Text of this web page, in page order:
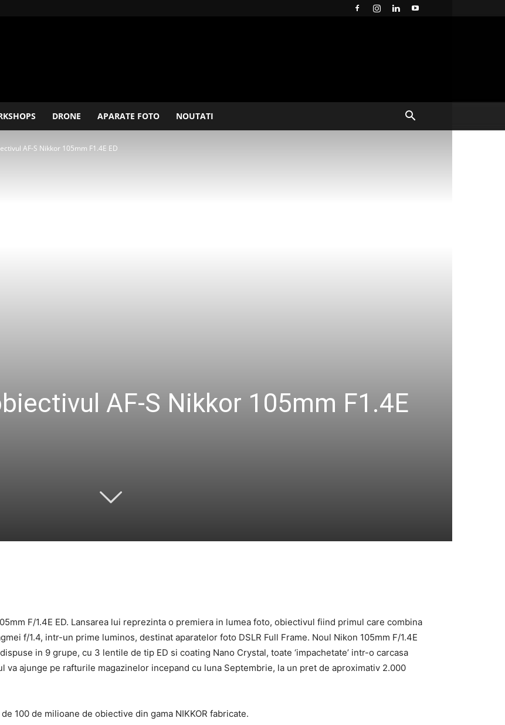
DRONE APARATE FOTO NOUTATI
AF-S Nikkor 105mm F1.4E ED
AF-S Nikkor 105mm F1.4E
F/1.4E ED. Lansarea lui reprezinta o premiera in lumea foto, obiectivul fiind primul care combina
f/1.4, intr-un prime luminos, destinat aparatelor foto DSLR Full Frame. Noul Nikon 105mm F/1.4E
in 9 grupe, cu 3 lentile de tip ED si coating Nano Crystal, toate ‘impachetate’ intr-o carcasa
va ajunge pe rafturile magazinelor incepand cu luna Septembrie, la un pret de aproximativ 2.000
100 de milioane de obiective din gama NIKKOR fabricate.